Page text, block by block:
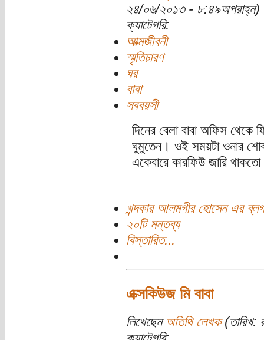
২৪/০৬/২০১৩ - ৮:৪৯অপরাহ্ন)
ক্যাটেগরি:
আত্মজীবনী
স্মৃতিচারণ
ঘর
বাবা
সববয়সী
দিনের বেলা বাবা অফিস
ঘুমুতেন। ওই সময়টা ওনার
একেবারে কারফিউ জারি
খন্দকার আলমগীর হোসেন এর ব্লগ
২০টি মন্তব্য
বিস্তারিত...
এক্সকিউজ মি বাবা
লিখেছেন অতিথি লেখক(তারিখ: